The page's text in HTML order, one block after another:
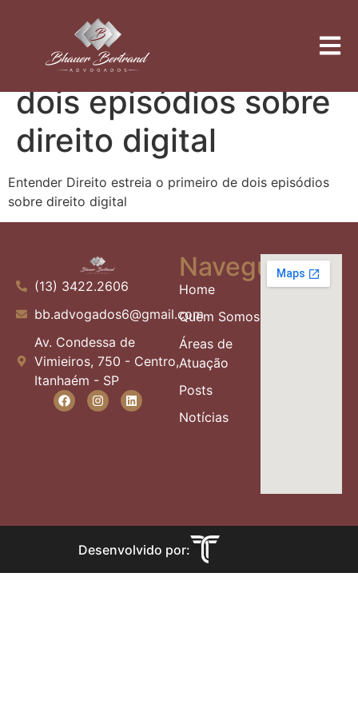
Entender Direito
estreia o primeiro de
dois episódios sobre
direito digital
Entender Direito estreia o primeiro de dois episódios
sobre direito digital
(13) 3422.2606
bb.advogados6@gmail.com
Av. Condessa de
Vimieiros, 750 - Centro,
Itanhaém - SP
Navegue
Home
Quem Somos
Áreas de
Atuação
Posts
Notícias
Desenvolvido por: